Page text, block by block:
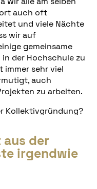
auch oft
und viele Nächte
wir auf
gemeinsame
der Hochschule zu
immer sehr viel
auch
zu arbeiten.
Kollektivgründung?
aus der
irgendwie